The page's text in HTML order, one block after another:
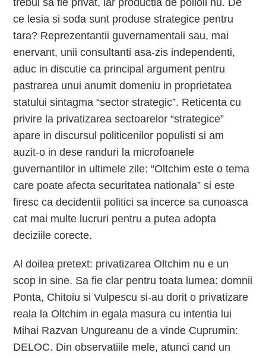
trebui sa fie privat, iar productia de polioli nu. De
ce lesia si soda sunt produse strategice pentru
tara? Reprezentantii guvernamentali sau, mai
enervant, unii consultanti asa-zis independenti,
aduc in discutie ca principal argument pentru
pastrarea unui anumit domeniu in proprietatea
statului sintagma “sector strategic”. Reticenta cu
privire la privatizarea sectoarelor “strategice”
apare in discursul politicenilor populisti si am
auzit-o in dese randuri la microfoanele
guvernantilor in ultimele zile: “Oltchim este o tema
care poate afecta securitatea nationala” si este
firesc ca decidentii politici sa incerce sa cunoasca
cat mai multe lucruri pentru a putea adopta
deciziile corecte.
Al doilea pretext: privatizarea Oltchim nu e un
scop in sine. Sa fie clar pentru toata lumea: domnii
Ponta, Chitoiu si Vulpescu si-au dorit o privatizare
reala la Oltchim in egala masura cu intentia lui
Mihai Razvan Ungureanu de a vinde Cuprumin:
DELOC. Din observatiile mele, atunci cand un